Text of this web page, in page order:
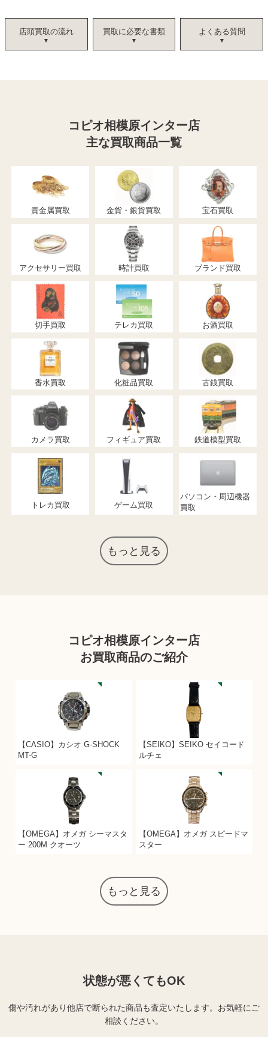
店頭買取の流れ 買取に必要な書類 よくある質問
コピオ相模原インター店
主な買取商品一覧
貴金属買取 金貨・銀貨買取 宝石買取
アクセサリー買取 時計買取 ブランド買取
切手買取 テレカ買取 お酒買取
香水買取 化粧品買取 古銭買取
カメラ買取 フィギュア買取 鉄道模型買取
トレカ買取 ゲーム買取
パソコン・周辺機器
買取
もっと見る
コピオ相模原インター店
お買取商品のご紹介
【CASIO】カシオ G-SHOCK
MT-G
【SEIKO】SEIKO セイコード
ルチェ
【OMEGA】オメガ シーマスタ
ー 200M クオーツ
【OMEGA】オメガ スピードマ
スター
もっと見る
状態が悪くてもOK
傷や汚れがあり他店で断られた商品も査定いたします。 お気軽にご
相談ください。